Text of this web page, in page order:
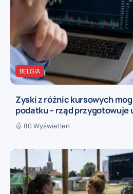
BELGIA
Zyski z różnic kursowych
podatku – rząd przygotowuje
80 Wyświetleń